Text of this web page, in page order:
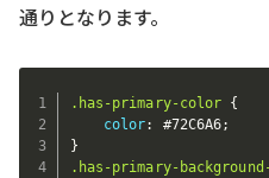
通りとなります。
.has-primary-color {
color: #72C6A6;
}
.has-primary-